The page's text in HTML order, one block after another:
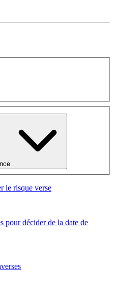
le risque verse
pour décider de la date de